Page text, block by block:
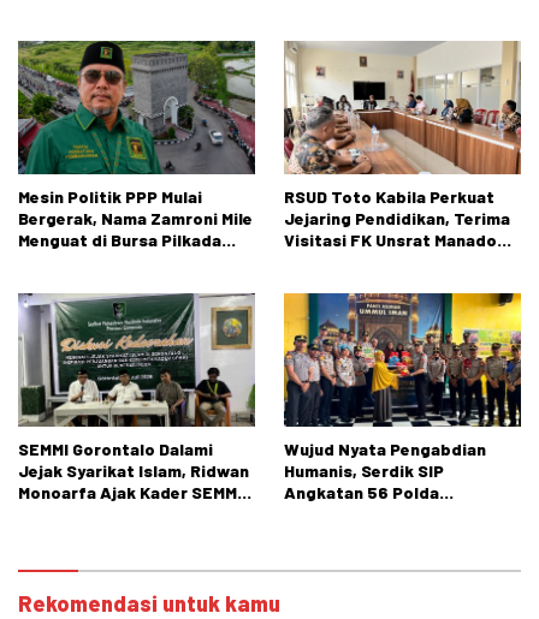
Mesin Politik PPP Mulai
Bergerak, Nama Zamroni Mile
Menguat di Bursa Pilkada
RSUD Toto Kabila Perkuat
Jejaring Pendidikan, Terima
Visitasi FK Unsrat Manado
SEMMI Gorontalo Dalami
Jejak Syarikat Islam, Ridwan
Monoarfa Ajak Kader SEMMI
Wujud Nyata Pengabdian
Humanis, Serdik SIP
Angkatan 56 Polda
Rekomendasi untuk kamu